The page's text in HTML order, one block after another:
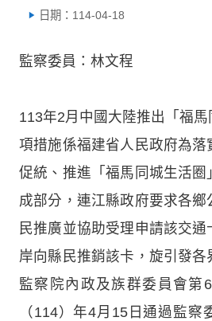
日期：114-04-18
監察委員：林文程
113年2月中國大陸推出「福
項措施係福建省人民政府為落
促統、推進「福馬同城生活圈
成部分，連江縣政府要求各
民推廣並協助受理申請該交
岸向縣民推銷該卡，旋引發各
監察院內政及族群委員會第
（114）年4月15日通過監察